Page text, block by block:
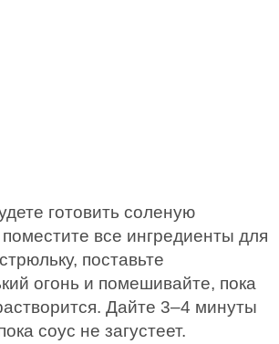
готовить соленую
все ингредиенты для
поставьте
огонь и помешивайте, пока
Дайте 3–4 минуты
соус не загустеет.